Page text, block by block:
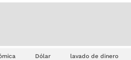
Dólar lavado de dinero